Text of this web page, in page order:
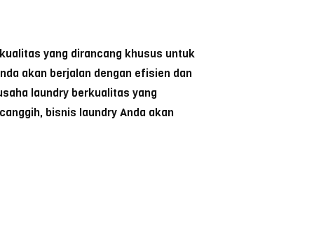
yang dirancang khusus untuk
akan berjalan dengan efisien dan
laundry berkualitas yang
bisnis laundry Anda akan